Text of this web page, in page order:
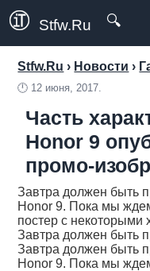
Stfw.Ru 🔍
Stfw.Ru › Новости ›
🕛 12 июня, 2017.
Часть
Honor 9
промо-
Завтра должен быть
Honor 9. Пока мы
постер с некоторыми
Завтра должен быть
Завтра должен быть
Honor 9. Пока мы